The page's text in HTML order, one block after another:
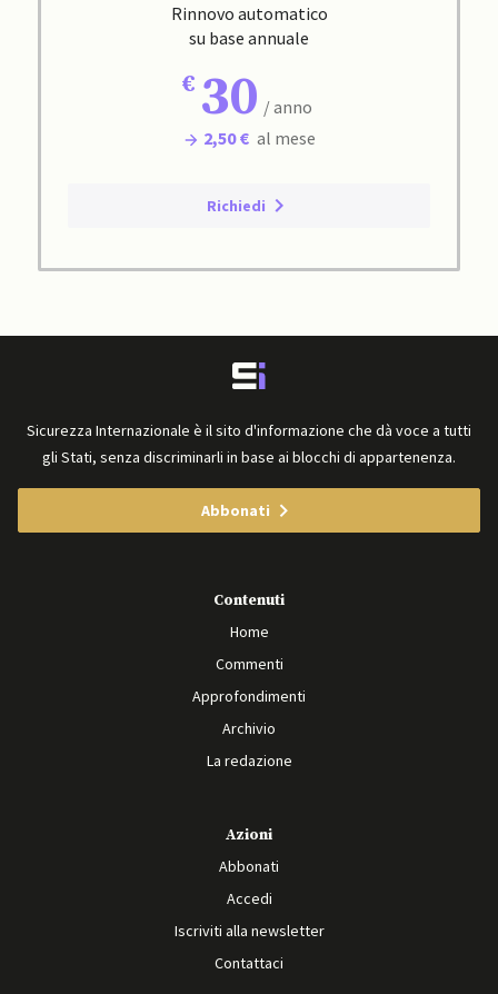
Rinnovo automatico
su base annuale
30 / anno
2,50 € al mese
Richiedi
Sicurezza Internazionale è il sito d'informazione che dà voce a tutti
gli Stati, senza discriminarli in base ai blocchi di appartenenza.
Abbonati
Contenuti
Home
Commenti
Approfondimenti
Archivio
La redazione
Azioni
Abbonati
Accedi
Iscriviti alla newsletter
Contattaci